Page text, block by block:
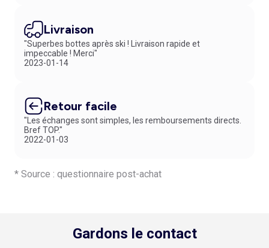
sont à portée de clic sur notre boutique en ligne. En commandant vos
articles, vous pouvez bénéficier de la livraison gratuite dès 60 €
d’achat. L’occasion parfaite pour compléter votre garde-robe, pour
profiter de la mode au meilleur prix !
Livraison
"Superbes bottes après ski ! Livraison rapide et
impeccable ! Merci"
2023-01-14
Retour facile
"Les échanges sont simples, les remboursements directs.
Bref TOP."
2022-01-03
* Source : questionnaire post-achat
Gardons le contact